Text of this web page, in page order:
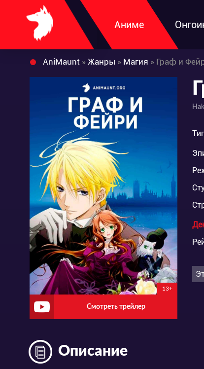
Аниме
AniMaunt » Жанры » Магия » Граф и
13+
Смотреть трейлер
Описание